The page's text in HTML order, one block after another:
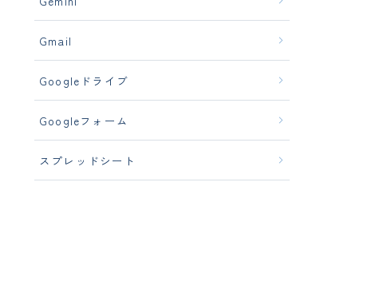
Gmail
Googleドライブ
Googleフォーム
スプレッドシート